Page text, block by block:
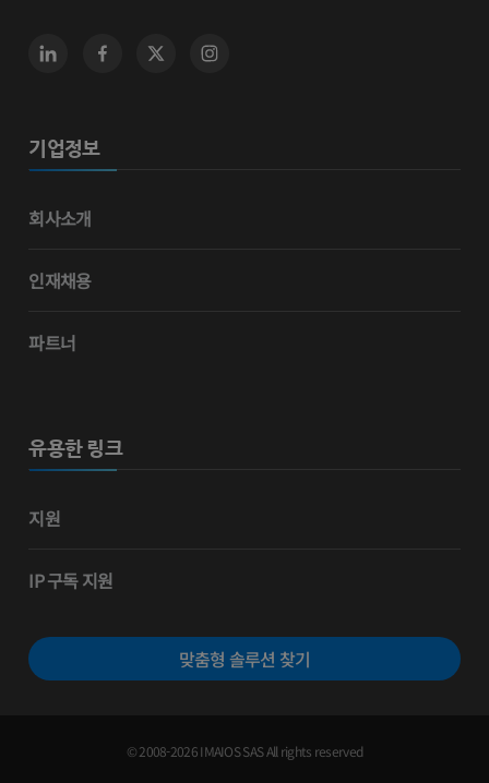
기업정보
회사소개
인재채용
파트너
유용한 링크
지원
IP 구독 지원
맞춤형 솔루션 찾기
© 2008-2026 IMAIOS SAS All rights reserved